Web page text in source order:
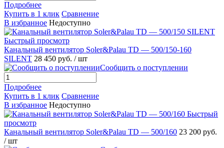
Подробнее
Купить в 1 клик Сравнение
В избранное Недоступно
Быстрый просмотр
Канальный вентилятор Soler&Palau TD — 500/150-160
SILENT 28 450 руб. / шт
Сообщить о поступлении
Подробнее
Купить в 1 клик Сравнение
В избранное Недоступно
Быстрый
просмотр
Канальный вентилятор Soler&Palau TD — 500/160 23 200 руб.
/ шт